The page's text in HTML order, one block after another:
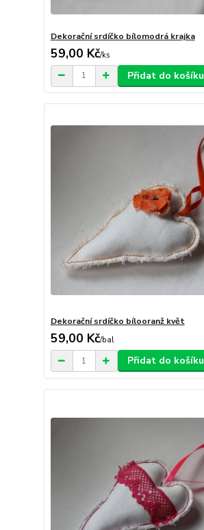
Dekorační srdíčko bílomodrá krajka
59,00 Kč/ks
Přidat do košíku
Dekorační srdíčko bílooranž květ
59,00 Kč/bal
Přidat do košíku